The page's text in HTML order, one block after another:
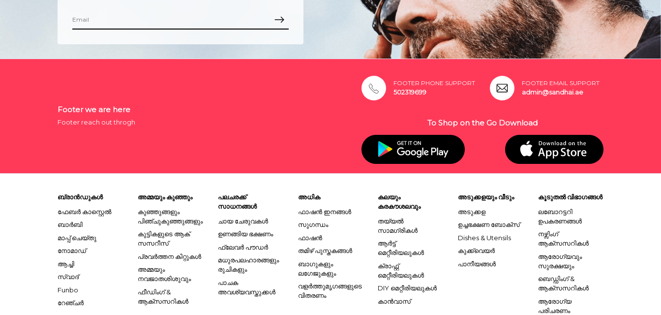
Footer we are here
Footer reach out throgh
FOOTER PHONE SUPPORT
502319699
FOOTER EMAIL SUPPORT
admin@sandhai.ae
To Shop on the Go Download
ബ്രാൻഡുകൾ
ഫേബർ കാസ്റ്റെൽ
ബാർബി
മാപ്പ് ചെയ്തു
നോമാഡ്
ആച്ചി
സ്വാദ്
Funbo
റേഞ്ചർ
അമ്മയും കുഞ്ഞും
കുഞ്ഞുങ്ങളും
പിഞ്ചുകുഞ്ഞുങ്ങളും
കുട്ടികളുടെ ആക്
സസറീസ്
പ്രവർത്തന കിറ്റുകൾ
അമ്മയും
നവജാതശിശുവും
ഫീഡിംഗ് &
ആക്സസറികൾ
പലചരക്ക്
സാധനങ്ങൾ
ചായ ചേരുവകൾ
ഉണങ്ങിയ ഭക്ഷണം
ഫ്ലേവർ പൗഡർ
മധുരപലഹാരങ്ങളും
രുചികളും
പാചക
അവശ്യവസ്തുക്കൾ
അധിക
ഫാഷൻ ഇനങ്ങൾ
സുഗന്ധം
ഫാഷൻ
തമിഴ് പുസ്തകങ്ങൾ
ബാഗുകളും
ലഗേജുകളും
വളർത്തുമൃഗങ്ങളുടെ
വിതരണം
കലയും
കരകൗശലവും
തയ്യൽ
സാമഗ്രികൾ
ആർട്ട്
മെറ്റീരിയലുകൾ
ക്രാഫ്റ്റ്
മെറ്റീരിയലുകൾ
DIY മെറ്റീരിയലുകൾ
കാൻവാസ്
അടുക്കളയും വീടും
അടുക്കള
ഉച്ചഭക്ഷണ ബോക്സ്
Dishes & Utensils
കുക്ക്വെയർ
പാനീയങ്ങൾ
കൂടുതൽ വിഭാഗങ്ങൾ
ലബോറട്ടറി
ഉപകരണങ്ങൾ
നഴ്സിംഗ്
ആക്സസറികൾ
ആരോഗ്യവും
സുരക്ഷയും
ബെഡ്ഡിംഗ് &
ആക്സസറികൾ
ആരോഗ്യ
പരിചരണം